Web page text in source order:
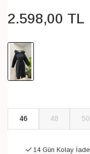
2.598,00 TL
46 48 50
14 Gün Kolay İade